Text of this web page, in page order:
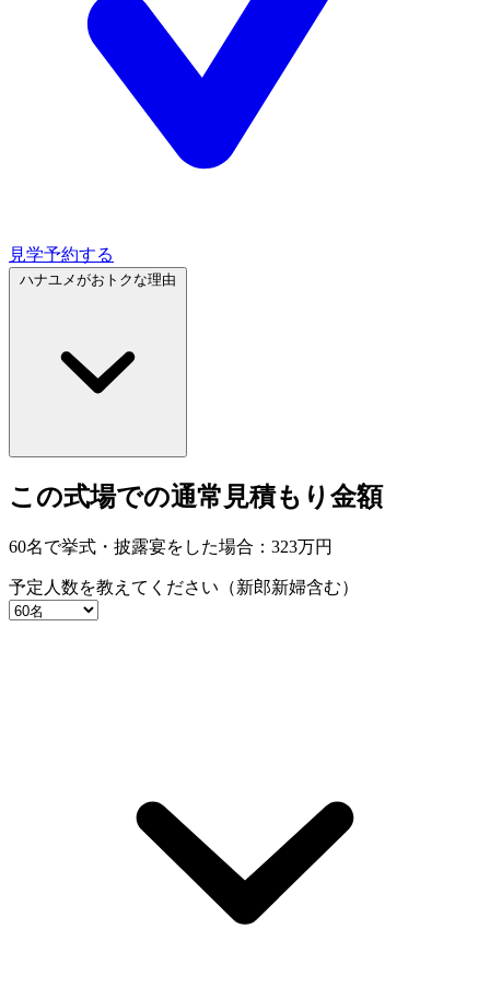
見学予約する
この式場での通常見積もり金額
60名で挙式・披露宴をした場合： 323万円
予定人数を教えてください（新郎新婦含む）